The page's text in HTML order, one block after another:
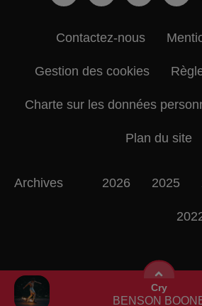
Cry
BENSON
Contactez-nous
Gestion des cookies
Charte sur les données
Plan du site
Archives 2026 2025